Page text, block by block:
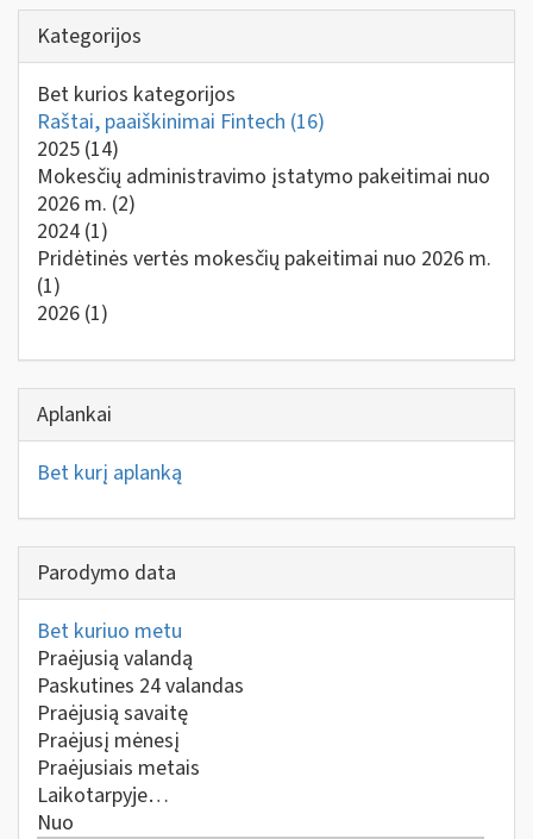
Kategorijos
Bet kurios kategorijos
Raštai, paaiškinimai Fintech (16)
2025 (14)
Mokesčių administravimo įstatymo pakeitimai nuo
2026 m. (2)
2024 (1)
Pridėtinės vertės mokesčių pakeitimai nuo 2026 m.
(1)
2026 (1)
Aplankai
Bet kurį aplanką
Parodymo data
Bet kuriuo metu
Praėjusią valandą
Paskutines 24 valandas
Praėjusią savaitę
Praėjusį mėnesį
Praėjusiais metais
Laikotarpyje…
Nuo